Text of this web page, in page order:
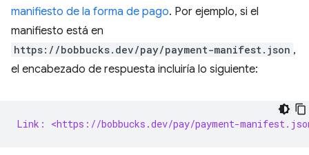
manifiesto de la forma de pago. Por ejemplo, si el
manifiesto está en
https://bobbucks.dev/pay/payment-manifest.json ,
el encabezado de respuesta incluiría lo siguiente:
Link: <https://bobbucks.dev/pay/payment-